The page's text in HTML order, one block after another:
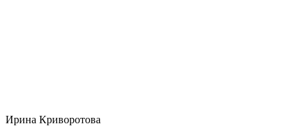
Ирина Криворотова